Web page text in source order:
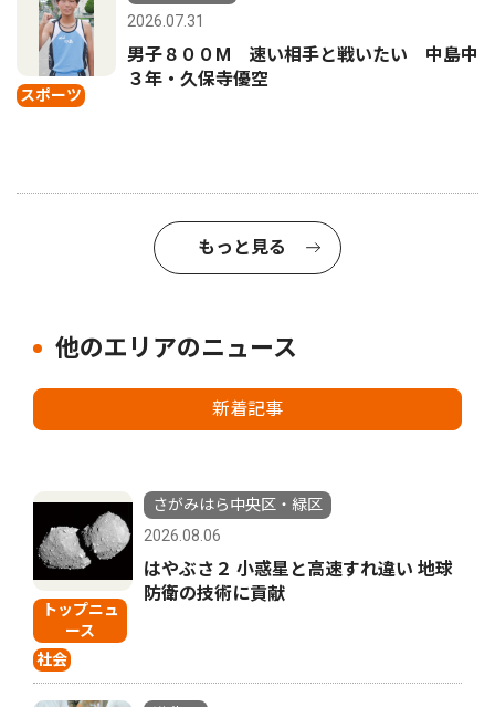
スポーツ
2026.07.31
男子８００M 速い相手と戦いたい 中島中
３年・久保寺優空
もっと見る
他のエリアのニュース
新着記事
トップニュ
ース
社会
さがみはら中央区・緑区
2026.08.06
はやぶさ２ 小惑星と高速すれ違い 地球
防衛の技術に貢献